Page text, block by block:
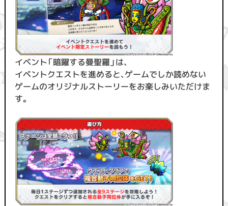
イベント「暗躍する曼聖羅」は、
イベントクエストを進めると、ゲームでしか読めない
ゲームのオリジナルストーリーをお楽しみいただけま
す。